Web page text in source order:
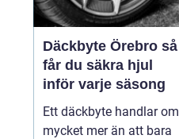
Däckbyte Örebro så
får du säkra hjul
inför varje säsong
Ett däckbyte handlar om
mycket mer än att bara